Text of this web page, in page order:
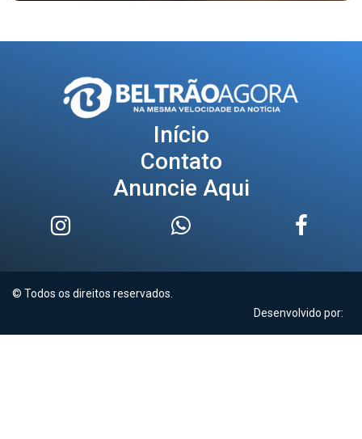
Início
Contato
Anuncie Aqui
© Todos os direitos reservados.
Desenvolvido por: